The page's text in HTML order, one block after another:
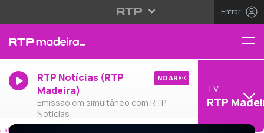
Entrar
RTP Notícias (RTP
Madeira)
Emissão em simultâneo com RTP
Notícias
NO AR
TV
RTP